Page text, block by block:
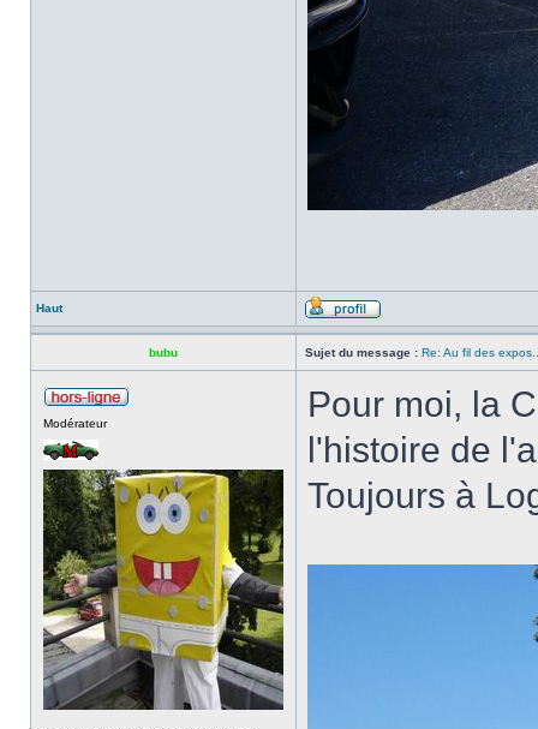
Haut
bubu Sujet du message : Re: Au fil des
Modérateur
Pour moi, la
l'histoire de
Toujours à